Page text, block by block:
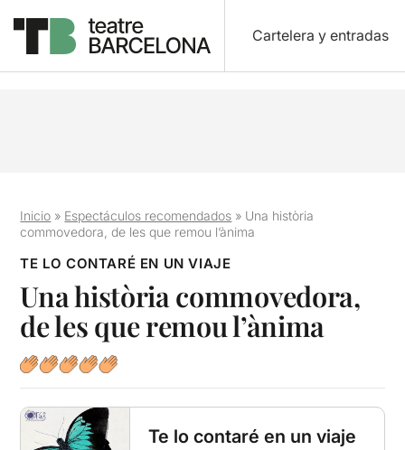
Cartelera y entradas
Inicio » Espectáculos recomendados » Una història
commovedora, de les que remou l’ànima
TE LO CONTARÉ EN UN VIAJE
Una història commovedora,
de les que remou l’ànima
Te lo contaré en un viaje